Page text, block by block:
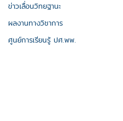
ข่าวเลื่อนวิทยฐานะ
ผลงานทางวิชาการ
ศูนย์การเรียนรู้ ปศ.พพ.